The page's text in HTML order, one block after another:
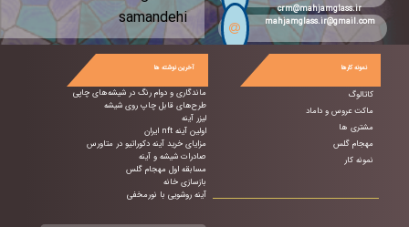
آخرین نوشته ها
ماندگاری و دوام رنگ در شیشه‌های چاپی
طرح‌های قابل چاپ روی شیشه
لیزر آینه
اولین آینه nft ایران
مزایای خرید آینه دکوراتیو در متاورس
صادرات شیشه و آینه
مسابقه اول مهجام گلس
بازسازی خانه
آینه روشویی با نورمخفی
نمونه کارها
کاتالوگ
ماکت عروس و داماد
مشتری ها
مهجام گلس
نمونه کار
crm@mahjamglass.ir
mahjamglass.ir@gmail.com